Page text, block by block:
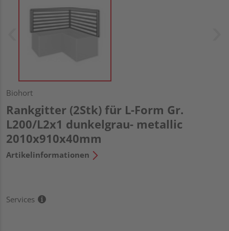
Biohort
Rankgitter (2Stk) für L-Form Gr.
L200/L2x1 dunkelgrau- metallic
2010x910x40mm
Artikelinformationen
Services